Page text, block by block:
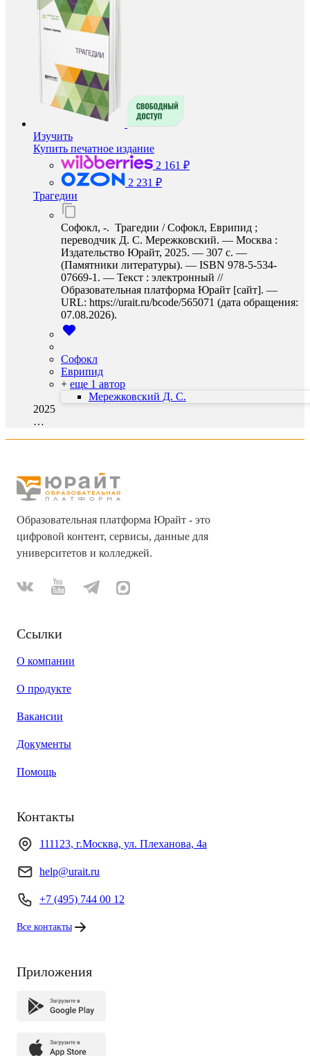
Изучить
Купить печатное издание
2 161 ₽
2 231 ₽
Трагедии
Софокл, -. Трагедии / Софокл, Еврипид ;
переводчик Д. С. Мережковский. — Москва :
Издательство Юрайт, 2025. — 307 с. —
(Памятники литературы). — ISBN 978-5-534-
07669-1. — Текст : электронный //
Образовательная платформа Юрайт [сайт]. —
URL: https://urait.ru/bcode/565071 (дата обращения:
07.08.2026).
Софокл
Еврипид
+ еще 1 автор
Мережковский Д. С.
2025
…
Образовательная платформа Юрайт - это
цифровой контент, сервисы, данные для
университетов и колледжей.
Ссылки
О компании
О продукте
Вакансии
Документы
Помощь
Контакты
111123, г.Москва, ул. Плеханова, 4а
help@urait.ru
+7 (495) 744 00 12
Все контакты
Приложения